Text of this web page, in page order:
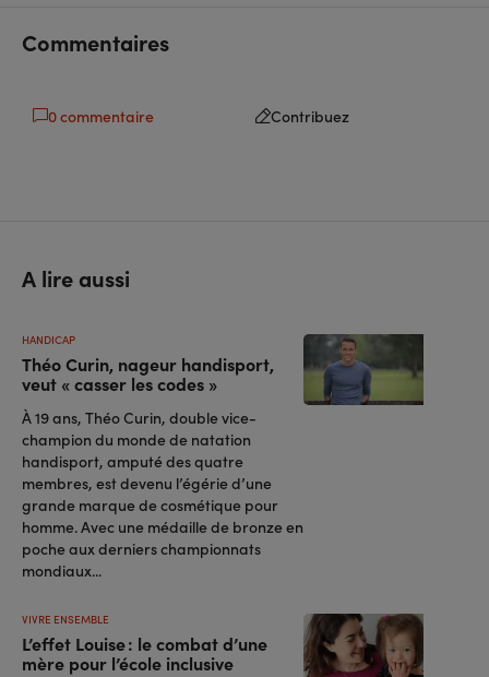
Commentaires
0 commentaire Contribuez
A lire aussi
Théo Curin, nageur handisport,
veut « casser les codes »
HANDICAP
À 19 ans, Théo Curin, double vice-
champion du monde de natation
handisport, amputé des quatre
membres, est devenu l’égérie d’une
grande marque de cosmétique pour
homme. Avec une médaille de bronze en
poche aux derniers championnats
mondiaux...
L’effet Louise : le combat d’une
mère pour l’école inclusive
VIVRE ENSEMBLE